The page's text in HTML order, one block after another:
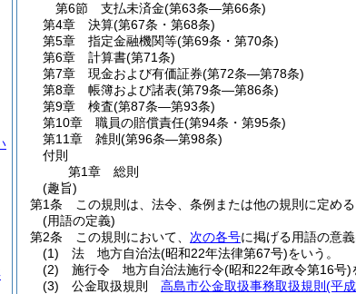
第6節
支払未済金(第63条―第66条)
第4章
決算(第67条・第68条)
第5章
指定金融機関等(第69条・第70条)
第6章
計算書(第71条)
第7章
現金および有価証券(第72条―第78条)
第8章
帳簿および諸表(第79条―第86条)
第9章
検査(第87条―第93条)
第10章
職員の賠償責任(第94条・第95条)
第11章
雑則 (第96条―第98条)
付則
第1章
総則
(趣旨)
第1条
この規則は、法令、条例または他の規則に定め
(用語の定義)
第2条
この規則において、 次の各号に掲げる用語の意
(1)
法 地方自治法(昭和22年法律第67号)をいう。
(2)
施行令 地方自治法施行令(昭和22年政令第16号)
(3)
公金取扱規則 高島市公金取扱事務取扱規則 (平